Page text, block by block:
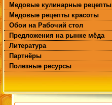
Медовые кулинарные рецепты
Медовые рецепты красоты
Обои на Рабочий стол
Предложения на рынке мёда
Литература
Партнёры
Полезные ресурсы